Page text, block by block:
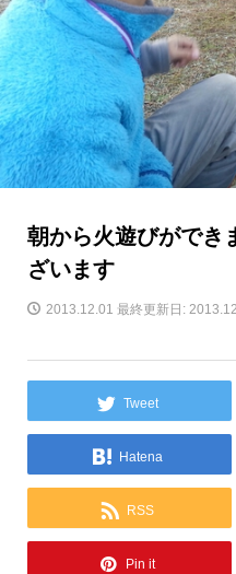
朝から火遊びができ
ざいます
2013.12.01 最終更新日:
Tweet
Hatena
RSS
Pin it